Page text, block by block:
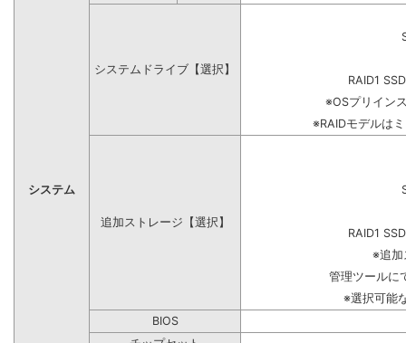
システム
システムドライブ【選択】
RAID1
※OSプリイン
※RAIDモデルは
追加ストレージ【選択】
RAID1
※追加
管理ツールに
※選択可能
BIOS